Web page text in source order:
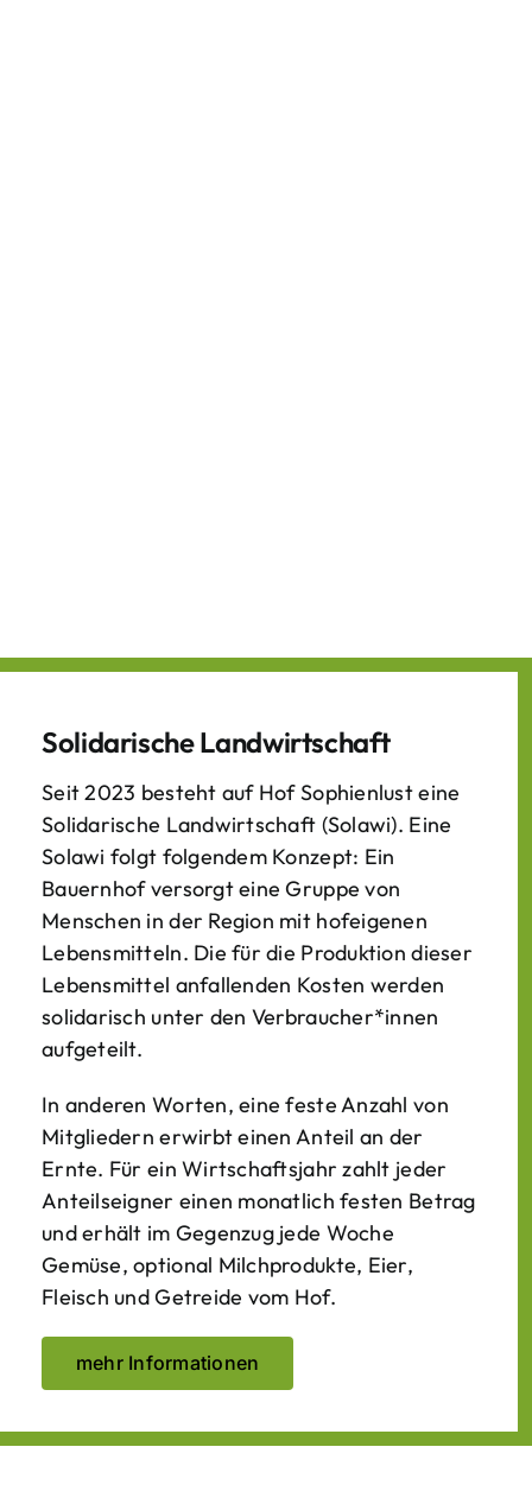
Solidarische Landwirtschaft
Seit 2023 besteht auf Hof Sophienlust eine
Solidarische Landwirtschaft (Solawi). Eine
Solawi folgt folgendem Konzept: Ein
Bauern­hof versorgt eine Gruppe von
Menschen in der Region mit hof­eigenen
Lebens­mitteln. Die für die Produktion dieser
Lebens­mittel anfallenden Kosten werden
solidarisch unter den Verbraucher*­innen
aufgeteilt.
In anderen Worten, eine feste Anzahl von
Mitgliedern erwirbt einen Anteil an der
Ernte. Für ein Wirtschaftsjahr zahlt jeder
Anteilseigner einen monatlich festen Betrag
und erhält im Gegenzug jede Woche
Gemüse, optional Milchprodukte, Eier,
Fleisch und Getreide vom Hof.
mehr Informationen